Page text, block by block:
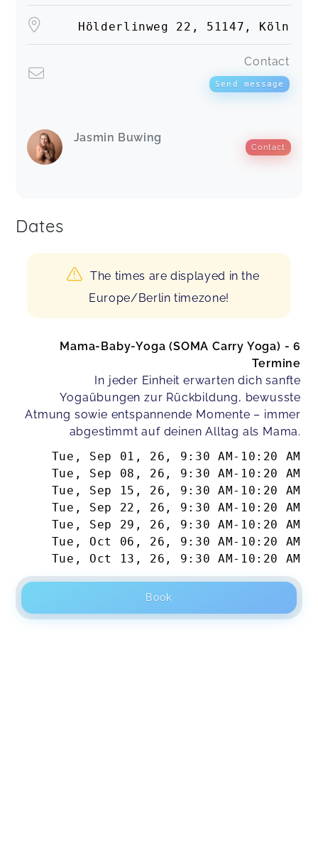
Hölderlinweg 22, 51147, Köln
Contact
Send message
Jasmin Buwing
Contact
Dates
The times are displayed in the
Europe/Berlin timezone!
Mama-Baby-Yoga (SOMA Carry Yoga) - 6
Termine
In jeder Einheit erwarten dich sanfte
Yogaübungen zur Rückbildung, bewusste
Atmung sowie entspannende Momente – immer
abgestimmt auf deinen Alltag als Mama.
Tue, Sep 01, 26 , 9:30 AM- 10:20 AM
Tue, Sep 08, 26 , 9:30 AM- 10:20 AM
Tue, Sep 15, 26 , 9:30 AM- 10:20 AM
Tue, Sep 22, 26 , 9:30 AM- 10:20 AM
Tue, Sep 29, 26 , 9:30 AM- 10:20 AM
Tue, Oct 06, 26 , 9:30 AM- 10:20 AM
Tue, Oct 13, 26 , 9:30 AM- 10:20 AM
Book